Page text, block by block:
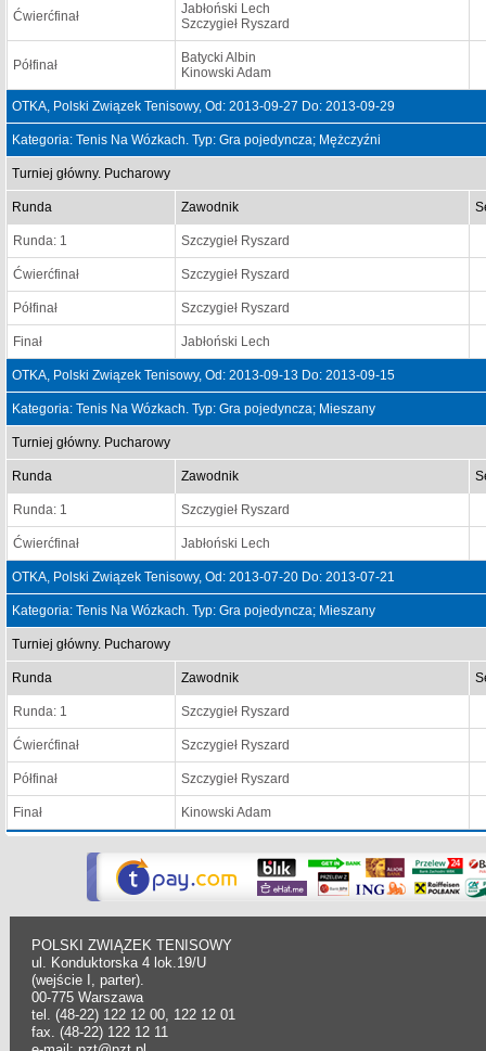
Ćwierćfinał
Jabłoński Lech
Szczygieł Ryszard
Półfinał
Batycki Albin
Kinowski Adam
OTKA, Polski Związek Tenisowy, Od: 2013-09-27 Do: 2013-09-29
Kategoria: Tenis Na Wózkach. Typ: Gra pojedyncza; Mężczyźni
Turniej główny. Pucharowy
Runda Zawodnik
Runda: 1 Szczygieł Ryszard
Ćwierćfinał Szczygieł Ryszard
Półfinał Szczygieł Ryszard
Finał Jabłoński Lech
OTKA, Polski Związek Tenisowy, Od: 2013-09-13 Do: 2013-09-15
Kategoria: Tenis Na Wózkach. Typ: Gra pojedyncza; Mieszany
Turniej główny. Pucharowy
Runda Zawodnik
Runda: 1 Szczygieł Ryszard
Ćwierćfinał Jabłoński Lech
OTKA, Polski Związek Tenisowy, Od: 2013-07-20 Do: 2013-07-21
Kategoria: Tenis Na Wózkach. Typ: Gra pojedyncza; Mieszany
Turniej główny. Pucharowy
Runda Zawodnik
Runda: 1 Szczygieł Ryszard
Ćwierćfinał Szczygieł Ryszard
Półfinał Szczygieł Ryszard
Finał Kinowski Adam
POLSKI ZWIĄZEK TENISOWY
ul. Konduktorska 4 lok.19/U
(wejście I, parter).
00-775 Warszawa
tel. (48-22) 122 12 00, 122 12 01
fax. (48-22) 122 12 11